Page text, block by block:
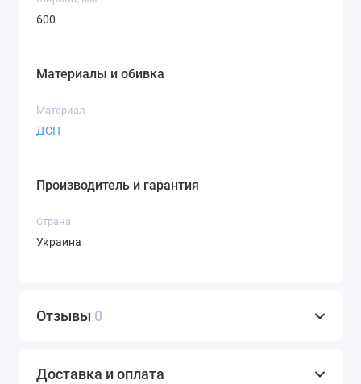
600
Материалы и обивка
Материал
ДСП
Производитель и гарантия
Страна
Украина
Отзывы 0
Доставка и оплата